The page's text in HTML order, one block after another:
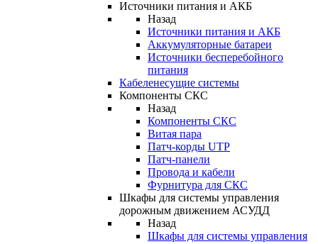
Источники питания и АКБ
Назад
Источники питания и АКБ
Аккумуляторные батареи
Источники бесперебойного
питания
Кабеленесущие системы
Компоненты СКС
Назад
Компоненты СКС
Витая пара
Патч-корды UTP
Патч-панели
Провода и кабели
Фурнитура для СКС
Шкафы для системы управления
дорожным движением АСУДД
Назад
Шкафы для системы управления